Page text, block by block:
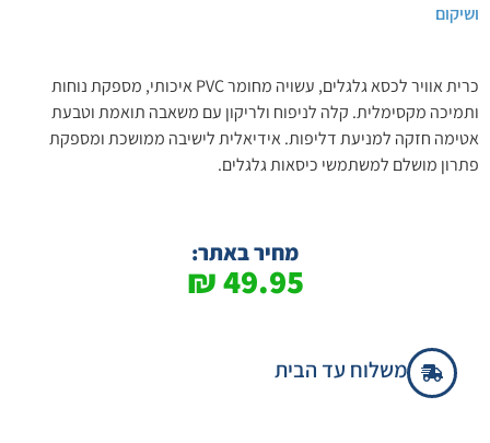
ושיקום
כרית אוויר לכסא גלגלים, עשויה מחומר PVC איכותי, מספקת נוחות
ותמיכה מקסימלית. קלה לניפוח ולריקון עם משאבה תואמת וטבעת
אטימה חזקה למניעת דליפות. אידיאלית לישיבה ממושכת ומספקת
פתרון מושלם למשתמשי כיסאות גלגלים.
מחיר באתר:
49.95
₪
משלוח עד הבית